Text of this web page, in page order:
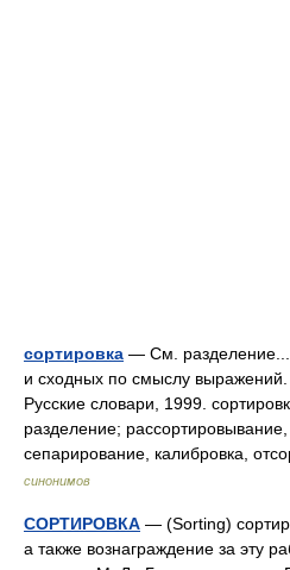
сортировка — См. разделение...
и сходных по смыслу
Русские словари, 1999.
разделение; рассортировывание,
сепарирование, калибровка,
синонимов
СОРТИРОВКА — (Sorting)
а также вознаграждение за эту